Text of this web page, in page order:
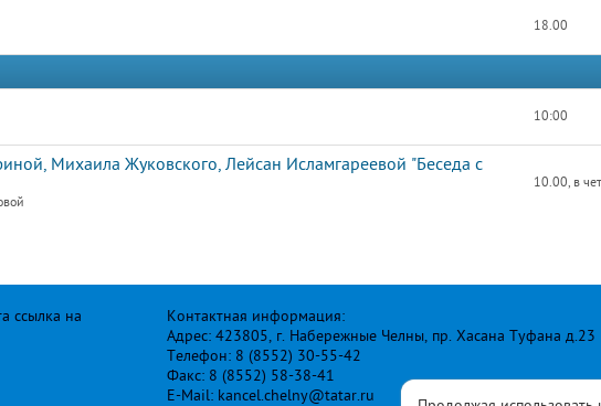
18.00
10:00
Михаила Жуковского, Лейсан Исламгареевой "Беседа с
10.00, в
ссылка на
Контактная информация:
Адрес: 423805, г. Набережные Челны, пр. Хасана Туфана д.23
Телефон: 8 (8552) 30-55-42
Факс: 8 (8552) 58-38-41
E-Mail: kancel.chelny@tatar.ru